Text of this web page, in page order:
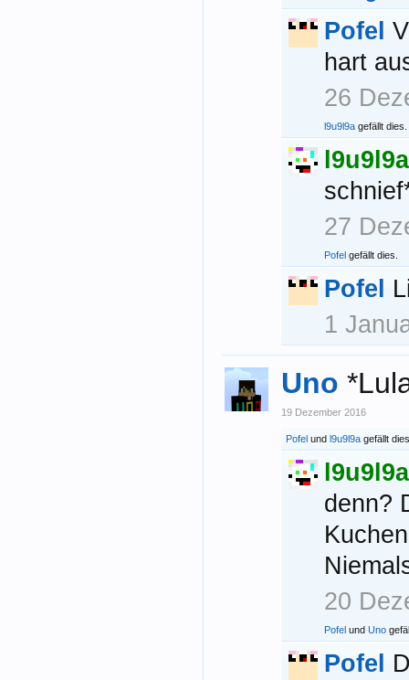
Pofel
hart
26
l9u9l9a gefällt dies.
l9u9l9a
27
Pofel gefällt dies.
Pofel
1
Uno
19 Dezember 2016
Pofel und l9u9l9a gefällt
l9u9l9a
denn?
20
Pofel und Uno
Pofel